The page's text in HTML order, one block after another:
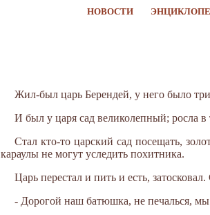
НОВОСТИ
Жил-был царь Берендей, у него было
И был у царя сад великолепный; росла
Стал кто-то царский сад посещать,
караулы не могут уследить похитника.
Царь перестал и пить и есть,
- Дорогой наш батюшка, не печалься, мы